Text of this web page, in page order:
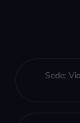
Sede: